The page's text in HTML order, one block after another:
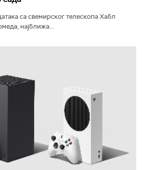
са свемирског телескопа Хабл
најближа...